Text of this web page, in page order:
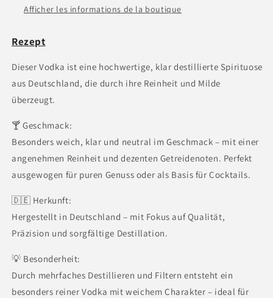
Afficher les informations de la boutique
Rezept
Dieser Vodka ist eine hochwertige, klar destillierte Spirituose
aus Deutschland, die durch ihre Reinheit und Milde
überzeugt.
🍸 Geschmack:
Besonders weich, klar und neutral im Geschmack – mit einer
angenehmen Reinheit und dezenten Getreidenoten. Perfekt
ausgewogen für puren Genuss oder als Basis für Cocktails.
🇩🇪 Herkunft:
Hergestellt in Deutschland – mit Fokus auf Qualität,
Präzision und sorgfältige Destillation.
💡 Besonderheit:
Durch mehrfaches Destillieren und Filtern entsteht ein
besonders reiner Vodka mit weichem Charakter – ideal für